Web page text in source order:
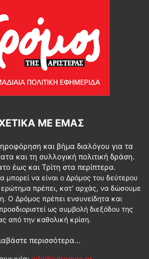
ΜΕ ΕΜΆΣ
και βήμα διαλόγου για τα
και τη συλλογική πολιτική δράση.
έως και Τρίτη στα περίπτερα.
μπορεί να είναι ο Δρόμος του δεύτερου
πρέπει, κατ’ αρχάς, να δώσουμε
Ο Δρόμος πρέπει ενσυνείδητα και
ως συμβολή διεξόδου της
από την καθολική κρίση.
περισσότερα...